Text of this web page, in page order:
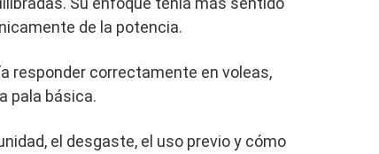
de la potencia.
responder correctamente en voleas,
pala básica.
el desgaste, el uso previo y cómo